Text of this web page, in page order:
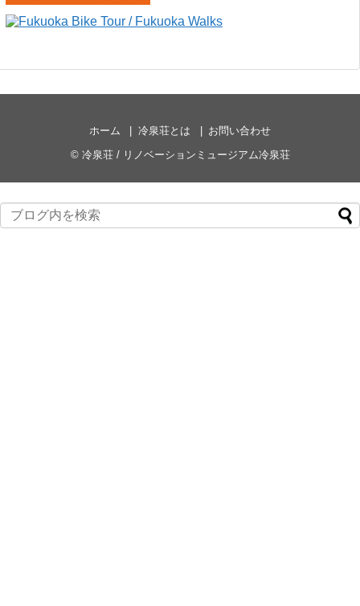
ホーム 冷泉荘とは
お問い合わせ
© 冷泉荘 / リノベーションミュージアム冷泉荘